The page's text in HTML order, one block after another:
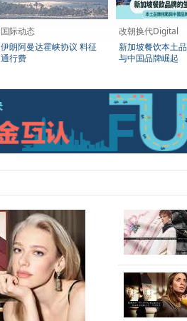
国际动态
伊朗阿曼达霍峡协议 料征
通行费
改朝换代Digital
新加坡餐饮本土
与中国品牌崛起